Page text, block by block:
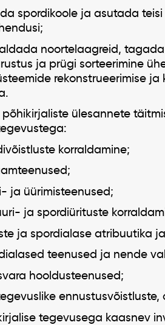
spordikoole ja asutada
noortelaagreid,
ja prügi sorteerimine
rekonstrueerimise ja
põhikirjaliste ülesannete
korraldamine;
ja üürimisteenused;
ja spordiürituste
ja spordialase atribuutika
teenused ja nende
hooldusteenused;
ennustusvõistluste,
tegevusega kaasnev